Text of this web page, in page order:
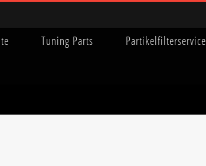
Tuning Parts Partikelfilterservice